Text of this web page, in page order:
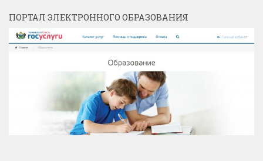
ПОРТАЛ ЭЛЕКТРОННОГО ОБРАЗОВАНИЯ